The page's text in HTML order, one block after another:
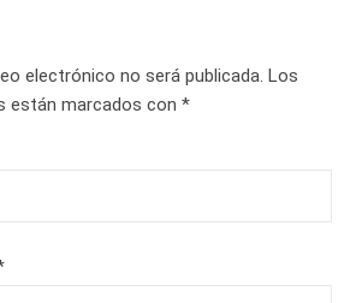
electrónico no será publicada. Los
están marcados con *